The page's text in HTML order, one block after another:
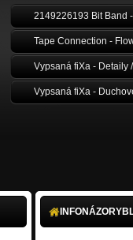
2149226193 Bit Band
Tape Connection -
Vypsaná fiXa - Detaily
Vypsaná fiXa -
INFONÁZORY